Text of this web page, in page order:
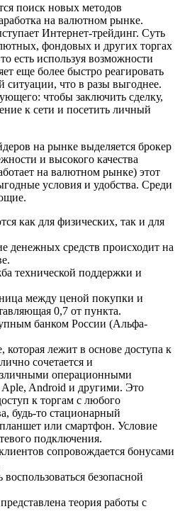
поиск новых методов
на валютном рынке.
Интернет-трейдинг. Суть
фондовых и других торгах
есть используя возможности
еще более быстро реагировать
ситуации, что в разы выгоднее.
чтобы заключить сделку,
к сети и посетить личный
на рынке выделяется брокер
и высокого качества
на валютном рынке) этот
условия и удобства. Среди
как для физических, так и для
денежных средств происходит на
технической поддержки и
между ценой покупки и
0,7 от пункта.
банком России (Альфа-
которая лежит в основе доступа к
сочетается и
операционными
Android и другими. Это
к торгам с любого
будь-то стационарный
или смартфон. Условие
подключения.
сопровождается бонусами
безопасной
теория работы с